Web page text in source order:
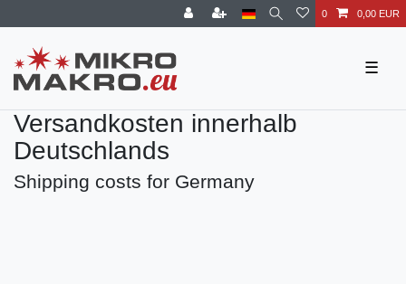
0 0,00 EUR
☰
Versandkosten innerhalb
Deutschlands
Shipping costs for Germany